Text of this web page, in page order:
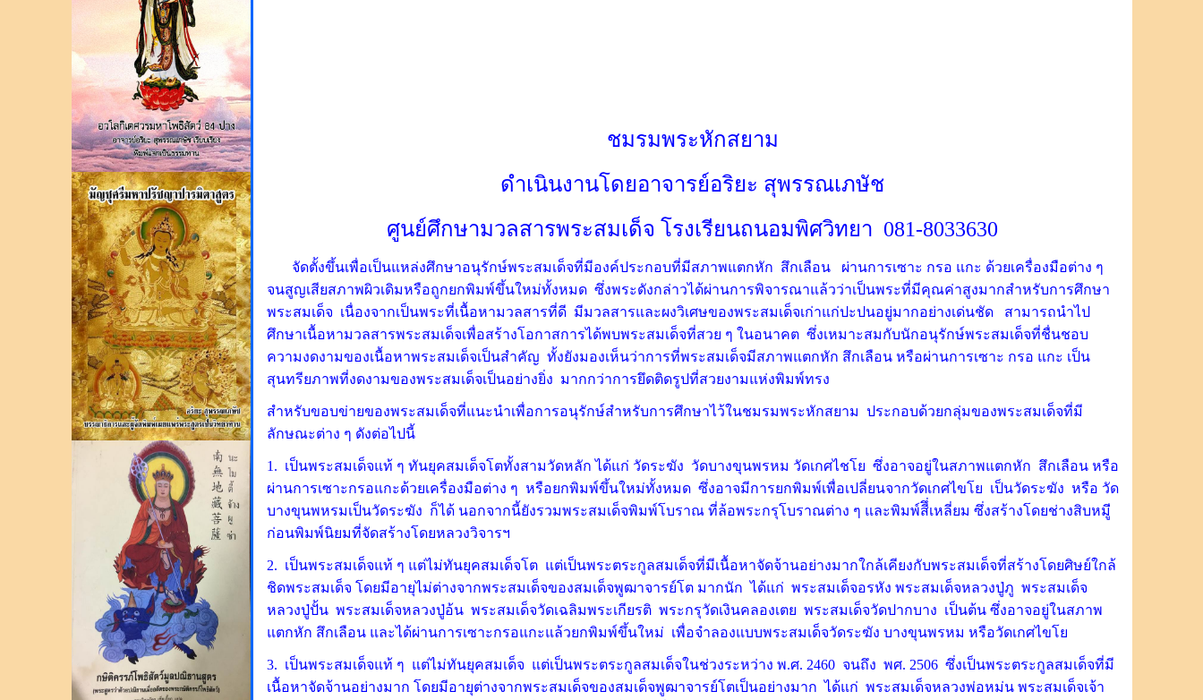
ชมรมพระหักสยาม
ดำเนินงานโดยอาจารย์อริยะ สุพรรณเภษัช
ศูนย์ศึกษามวลสารพระสมเด็จ โรงเรียนถนอมพิศวิทยา 081-8033630
จัดตั้งขึ้นเพื่อเป็นแหล่งศึกษาอนุรักษ์พระสมเด็จที่มีองค์ประกอบที่มีสภาพแตกหัก สึกเลือน ผ่านการเซาะ กรอ แกะ ด้วยเครื่องมือต่าง ๆ
จนสูญเสียสภาพผิวเดิมหรือถูกยกพิมพ์ขึ้นใหม่ทั้งหมด ซึ่งพระดังกล่าวได้ผ่านการพิจารณาแล้วว่าเป็นพระที่มีคุณค่าสูงมากสำหรับการศึกษา
พระสมเด็จ เนื่องจากเป็นพระที่เนื้อหามวลสารที่ดี มีมวลสารและผงวิเศษของพระสมเด็จเก่าแก่ปะปนอยู่มากอย่างเด่นชัด สามารถนำไป
ศึกษาเนื้อหามวลสารพระสมเด็จเพื่อสร้างโอกาสการได้พบพระสมเด็จที่สวย ๆ ในอนาคต ซึ่งเหมาะสมกับนักอนุรักษ์พระสมเด็จที่ชื่นชอบ
ความงดงามของเนื้อหาพระสมเด็จเป็นสำคัญ ทั้งยังมองเห็นว่าการที่พระสมเด็จมีสภาพแตกหัก สึกเลือน หรือผ่านการเซาะ กรอ แกะ เป็น
สุนทรียภาพที่งดงามของพระสมเด็จเป็นอย่างยิ่ง มากกว่าการยึดติดรูปที่สวยงามแห่งพิมพ์ทรง
สำหรับขอบข่ายของพระสมเด็จที่แนะนำเพื่อการอนุรักษ์สำหรับการศึกษาไว้ในชมรมพระหักสยาม ประกอบด้วยกลุ่มของพระสมเด็จที่มี
ลักษณะต่าง ๆ ดังต่อไปนี้
1. เป็นพระสมเด็จแท้ ๆ ทันยุคสมเด็จโตทั้งสามวัดหลัก ได้แก่ วัดระฆัง วัดบางขุนพรหม วัดเกศไชโย ซึ่งอาจอยู่ในสภาพแตกหัก สึกเลือน หรือ
ผ่านการเซาะกรอแกะด้วยเครื่องมือต่าง ๆ หรือยกพิมพ์ขึ้นใหม่ทั้งหมด ซึ่งอาจมีการยกพิมพ์เพื่อเปลี่ยนจากวัดเกศไขโย เป็นวัดระฆัง หรือ วัด
บางขุนพหรมเป็นวัดระฆัง ก็ได้ นอกจากนี้ยังรวมพระสมเด็จพิมพ์โบราณ ที่ล้อพระกรุโบราณต่าง ๆ และพิมพ์สีึ่เหลี่ยม ซึ่งสร้างโดยช่างสิบหมู่ี
ก่อนพิมพ์นิยมที่จัดสร้างโดยหลวงวิจารฯ
2. เป็นพระสมเด็จแท้ ๆ แต่ไม่ทันยุคสมเด็จโต แต่เป็นพระตระกูลสมเด็จที่มีเนื้อหาจัดจ้านอย่างมากใกล้เคียงกับพระสมเด็จที่สร้างโดยศิษย์ใกล้
ชิดพระสมเด็จ โดยมีอายุไม่ต่างจากพระสมเด็จของสมเด็จพูฒาจารย์โต มากนัก ได้แก่ พระสมเด็จอรหัง พระสมเด็จหลวงปู่ภู พระสมเด็จ
หลวงปู่ปั้น พระสมเด็จหลวงปู่อ้น พระสมเด็จวัดเฉลิมพระเกียรติ พระกรุวัดเงินคลองเตย พระสมเด็จวัดปากบาง เป็นต้น ซึ่งอาจอยู่ในสภาพ
แตกหัก สึกเลือน และได้ผ่านการเซาะกรอแกะแล้วยกพิมพ์ขึ้นใหม่ เพื่อจำลองแบบพระสมเด็จวัดระฆัง บางขุนพรหม หรือวัดเกศไขโย
3. เป็นพระสมเด็จแท้ ๆ แต่ไม่ทันยุคสมเด็จ แต่เป็นพระตระกูลสมเด็จในช่วงระหว่าง พ.ศ. 2460 จนถึง พศ. 2506 ซึ่งเป็นพระตระกูลสมเด็จที่มี
เนื้อหาจัดจ้านอย่างมาก โดยมีอายุต่างจากพระสมเด็จของสมเด็จพูฒาจารย์โตเป็นอย่างมาก ได้แก่ พระสมเด็จหลวงพ่อหม่น พระสมเด็จเจ้า